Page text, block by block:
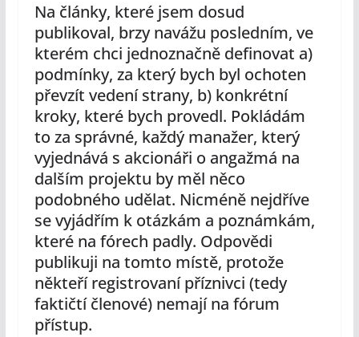
Na články, které jsem dosud
publikoval, brzy navážu posledním, ve
kterém chci jednoznačně definovat a)
podmínky, za který bych byl ochoten
převzít vedení strany, b) konkrétní
kroky, které bych provedl. Pokládám
to za správné, každý manažer, který
vyjednává s akcionáři o angažmá na
dalším projektu by měl něco
podobného udělat. Nicméně nejdříve
se vyjádřím k otázkám a poznámkám,
které na fórech padly. Odpovědi
publikuji na tomto místě, protože
někteří registrovaní příznivci (tedy
faktičtí členové) nemají na fórum
přístup.